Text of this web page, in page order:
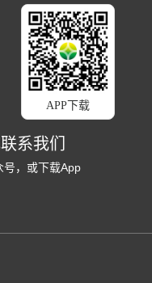
APP下载
系我们
号，或下载App